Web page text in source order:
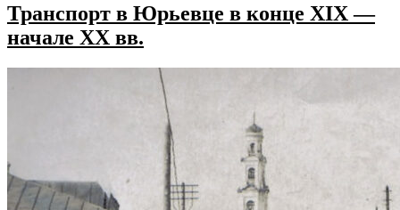
Транспорт в Юрьевце в конце XIX —
начале XX вв.